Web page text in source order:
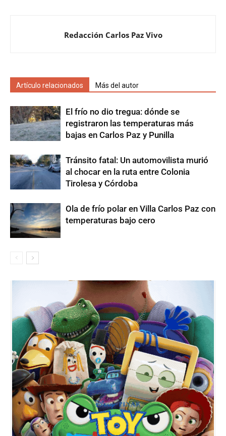
Redacción Carlos Paz Vivo
Artículo relacionados Más del autor
El frío no dio tregua: dónde se
registraron las temperaturas más
bajas en Carlos Paz y Punilla
Tránsito fatal: Un automovilista murió
al chocar en la ruta entre Colonia
Tirolesa y Córdoba
Ola de frío polar en Villa Carlos Paz con
temperaturas bajo cero